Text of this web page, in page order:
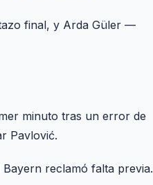
final, y Arda Güler —
minuto tras un error de
Pavlović.
reclamó falta previa.